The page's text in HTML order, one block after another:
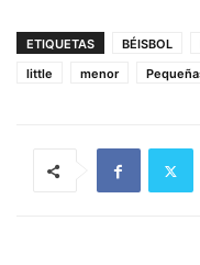
ETIQUETAS BÉISBOL
little
menor